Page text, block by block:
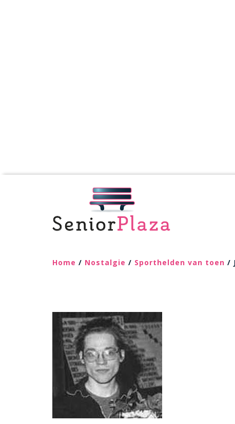
Home / Nostalgie / Sporthelden van toen /